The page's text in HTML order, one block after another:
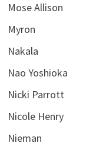
Mose Allison
Myron
Nakala
Nao Yoshioka
Nicki Parrott
Nicole Henry
Nieman